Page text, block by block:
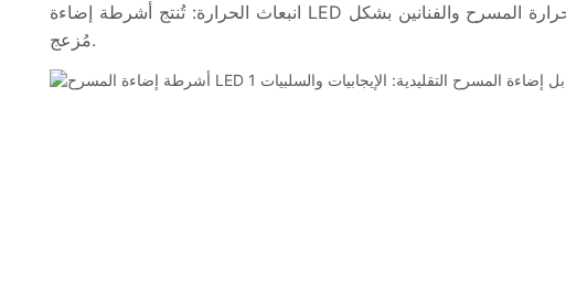
انبعاث الحرارة: تُنتج أشرطة إضاءة LED حرارة أقل مقارنةً بوحدات إضاءة المسرح التقليدية. هذه الخاصية لا تُحسّن السلامة فحسب، بل تمنع أيضًا ارتفاع درجة حرارة المسرح والفنانين بشكل
مُزعج.